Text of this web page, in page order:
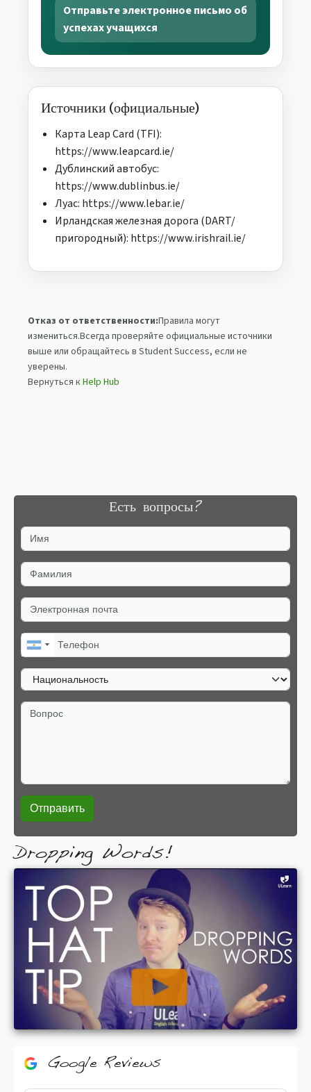
Отправьте электронное письмо об
успехах учащихся
Источники (официальные)
Карта Leap Card (TFI):
https://www.leapcard.ie/
Дублинский автобус:
https://www.dublinbus.ie/
Луас: https://www.lebar.ie/
Ирландская железная дорога (DART/
пригородный): https://www.irishrail.ie/
Отказ от ответственности:Правила могут
измениться.Всегда проверяйте официальные источники
выше или обращайтесь в Student Success, если не
уверены.
Вернуться кHelp Hub
Есть вопросы?
Имя
Фамилия
Электронная почта
Телефон
Национальность
Вопрос
Dropping Words!
Google Reviews